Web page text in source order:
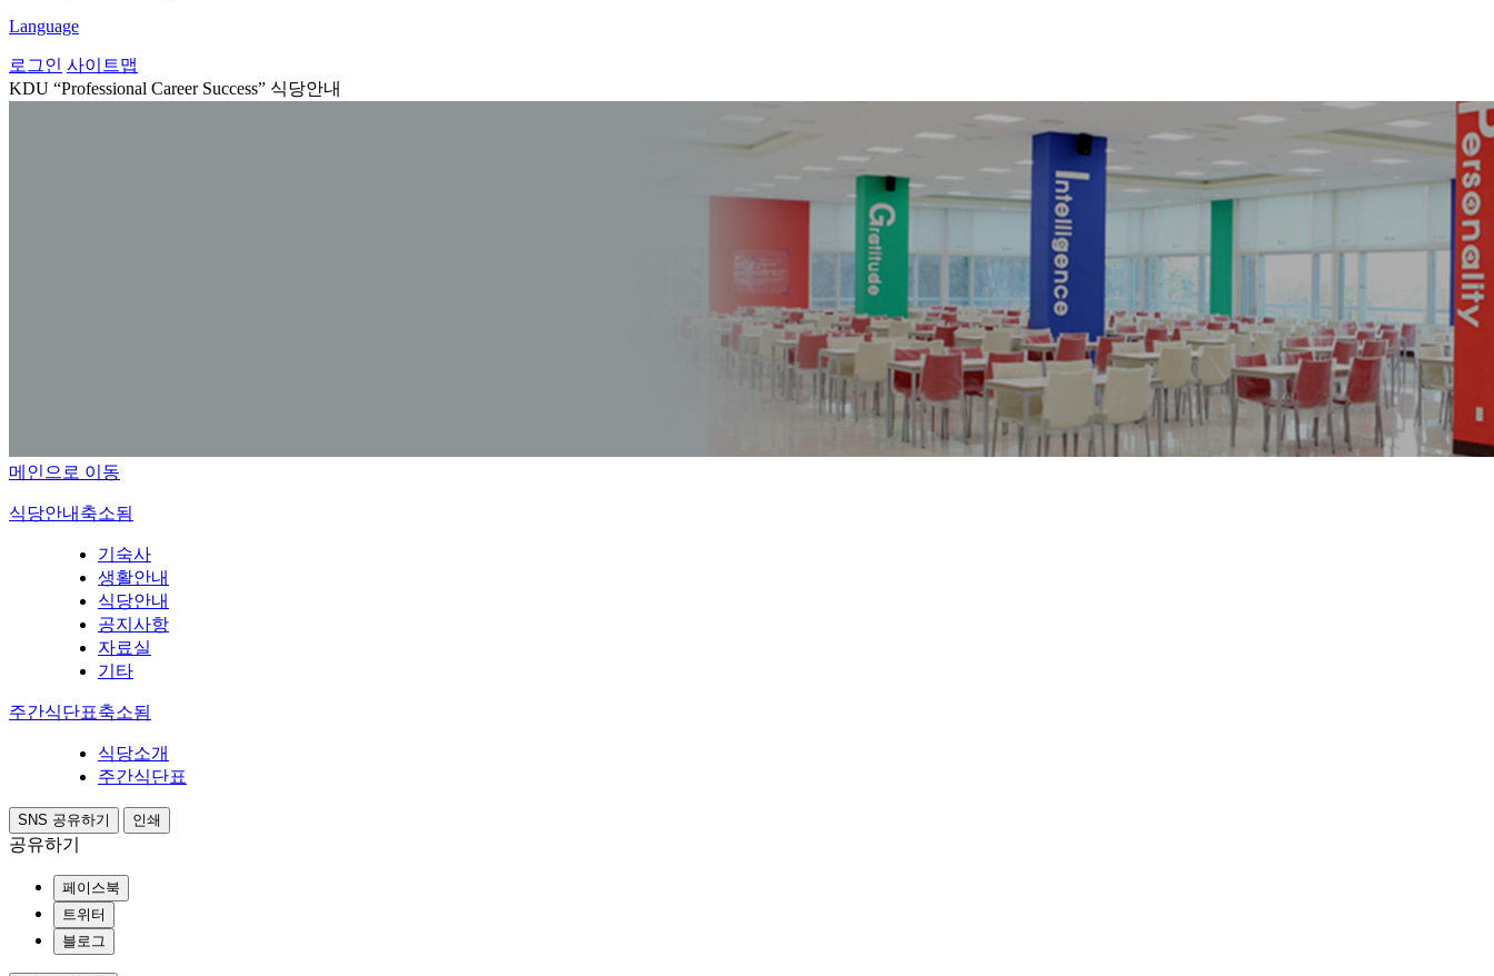
Language
로그인 사이트맵
KDU “Professional Career Success” 식당안내
메인으로 이동
식당안내 축소됨
기숙사
생활안내
식당안내
공지사항
자료실
기타
주간식단표축소됨
식당소개
주간식단표
SNS 공유하기 인쇄
공유하기
페이스북
트위터
블로그